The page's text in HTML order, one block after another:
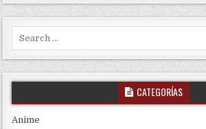
Search for:
CATEGORÍAS
Anime